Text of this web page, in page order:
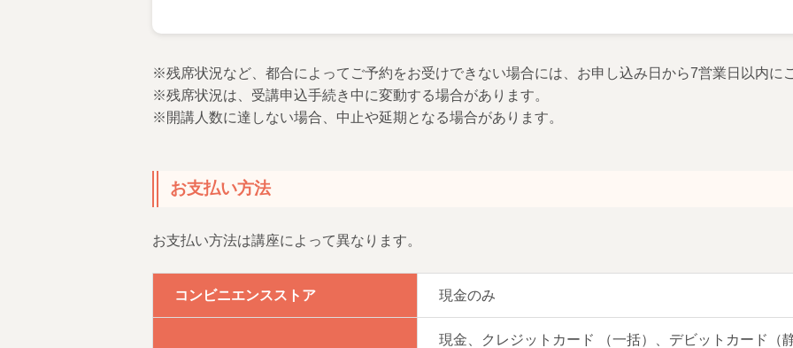
※残席状況など、都合によってご予約をお受けできない場合には、お申し込み日から7営業日以内に
※残席状況は、受講申込手続き中に変動する場合があります。
※開講人数に達しない場合、中止や延期となる場合があります。
お支払い方法
お支払い方法は講座によって異なります。
コンビニエンスストア 現金のみ
現金、クレジットカード （一括）、デビットカード（